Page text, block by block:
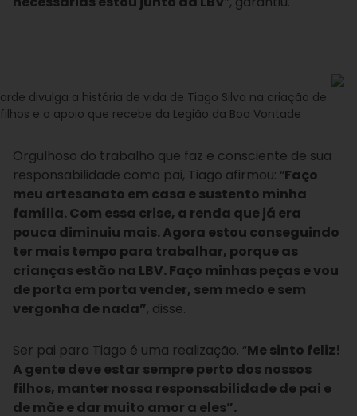
divulga a história de vida de Tiago Silva na criação de
e o apoio que recebe da Legião da Boa Vontade
Orgulhoso do trabalho que faz e consciente de sua
responsabilidade como pai, Tiago afirmou: “Faço
meu artesanato em casa e sustento minha
família. Com essa crise, a renda que já era
pouca diminuiu mais. Agora estou conseguindo
ter mais tempo para trabalhar, porque as
crianças estão na LBV. Faço minhas peças e vou
de porta em porta vender, sem medo e sem
vergonha de nada”, disse.
Ser pai para Tiago é uma realização. “Me sinto feliz!
A gente deve estar sempre perto dos nossos
filhos, manter nossa responsabilidade de pai e
de mãe e dar muito amor a eles”.